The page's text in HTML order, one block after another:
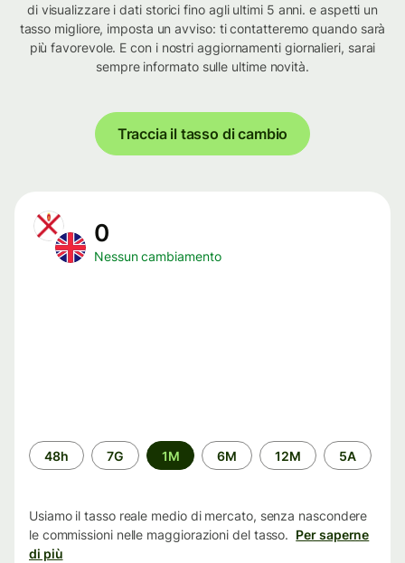
di visualizzare i dati storici fino agli ultimi 5 anni. e aspetti un
tasso migliore, imposta un avviso: ti contatteremo quando sarà
più favorevole. E con i nostri aggiornamenti giornalieri, sarai
sempre informato sulle ultime novità.
Traccia il tasso di cambio
0
Nessun cambiamento
Periodo
di
48h 7G 1M 6M 12M 5A
Usiamo il tasso reale medio di mercato, senza nascondere
le commissioni nelle maggiorazioni del tasso. Per saperne
di più